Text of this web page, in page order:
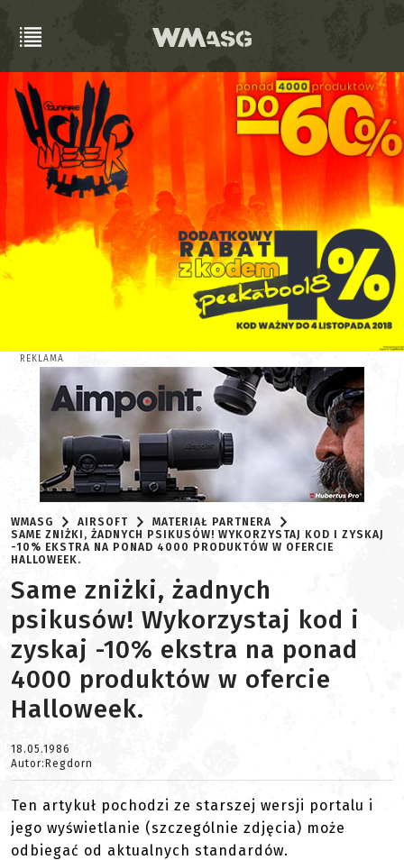
REKLAMA
WMASG AIRSOFT
MATERIAŁ PARTNERA
SAME ZNIŻKI, ŻADNYCH PSIKUSÓW! WYKORZYSTAJ KOD I ZYSKAJ
-10% EKSTRA NA PONAD 4000 PRODUKTÓW W OFERCIE
HALLOWEEK.
Same zniżki, żadnych
psikusów! Wykorzystaj kod i
zyskaj -10% ekstra na ponad
4000 produktów w ofercie
Halloweek.
18.05.1986
Autor:Regdorn
Ten artykuł pochodzi ze starszej wersji portalu i
jego wyświetlanie (szczególnie zdjęcia) może
odbiegać od aktualnych standardów.